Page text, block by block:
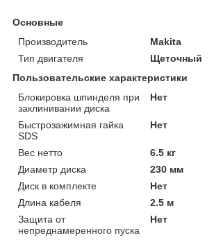
Основные
Производитель
Makita
Тип двигателя
Щеточный
Пользовательские характеристики
Блокировка шпинделя при
заклинивании диска
Нет
Быстрозажимная гайка
SDS
Нет
Вес нетто
6.5 кг
Диаметр диска
230 мм
Диск в комплекте
Нет
Длина кабеля
2.5 м
Защита от
непреднамеренного пуска
Нет